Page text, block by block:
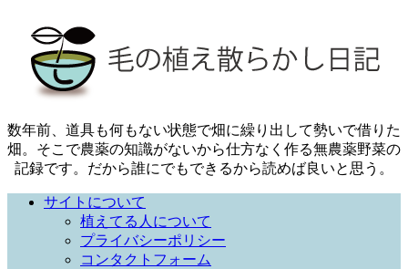
数年前、道具も何もない状態で畑に繰り出して勢いで借りた
畑。そこで農薬の知識がないから仕方なく作る無農薬野菜の
記録です。だから誰にでもできるから読めば良いと思う。
サイトについて
植えてる人について
プライバシーポリシー
コンタクトフォーム